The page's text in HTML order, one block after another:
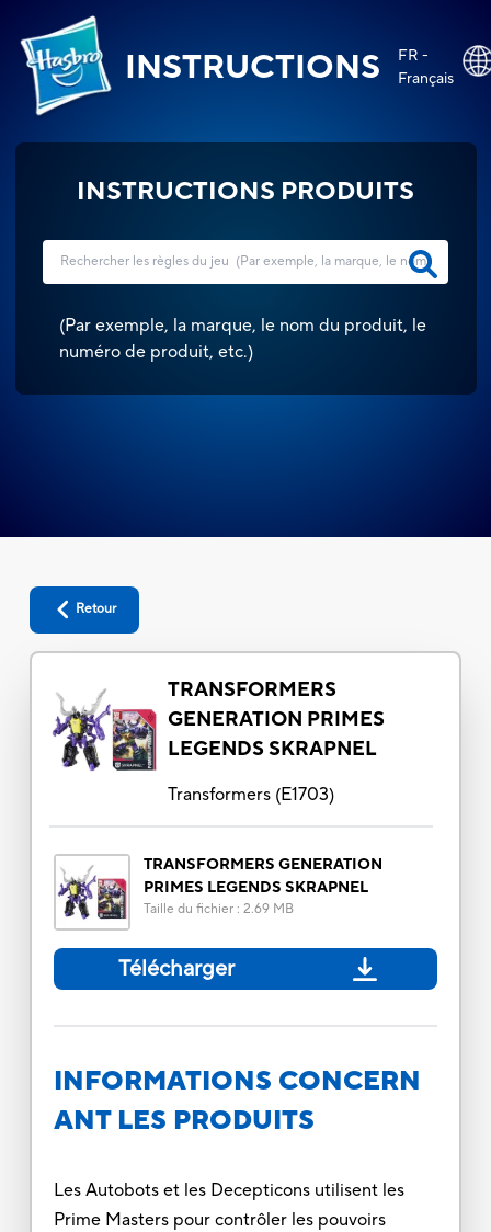
INSTRUCTIONS
FR -
Français
INSTRUCTIONS PRODUITS
(Par exemple, la marque, le nom du produit, le
numéro de produit, etc.)
Retour
TRANSFORMERS
GENERATION PRIMES
LEGENDS SKRAPNEL
Transformers(E1703)
TRANSFORMERS GENERATION
PRIMES LEGENDS SKRAPNEL
Taille du fichier: 2.69 MB
Télécharger
INFORMATIONS CONCERN
ANT LES PRODUITS
Les Autobots et les Decepticons utilisent les
Prime Masters pour contrôler les pouvoirs